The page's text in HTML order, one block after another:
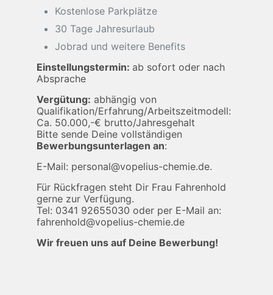
Kostenlose Parkplätze
30 Tage Jahresurlaub
Jobrad und weitere Benefits
Einstellungstermin: ab sofort oder nach
Absprache
Vergütung: abhängig von
Qualifikation/Erfahrung/Arbeitszeitmodell:
Ca. 50.000,-€ brutto/Jahresgehalt
Bitte sende Deine vollständigen
Bewerbungsunterlagen an:
E-Mail: personal@vopelius-chemie.de.
Für Rückfragen steht Dir Frau Fahrenhold
gerne zur Verfügung.
Tel: 0341 92655030 oder per E-Mail an:
fahrenhold@vopelius-chemie.de
Wir freuen uns auf Deine Bewerbung!